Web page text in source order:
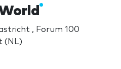
, Forum 100
(NL)